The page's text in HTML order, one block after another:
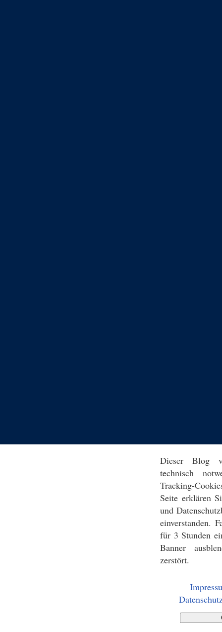
Dieser Blog
technisch
Tracking-
Seite erklären
und
einverstanden.
für 3 Stunden
Banner
zerstört.